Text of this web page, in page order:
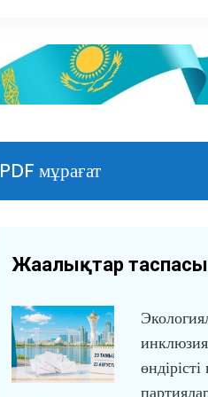
PDF мұрағат
Жаңалықтар таспасы